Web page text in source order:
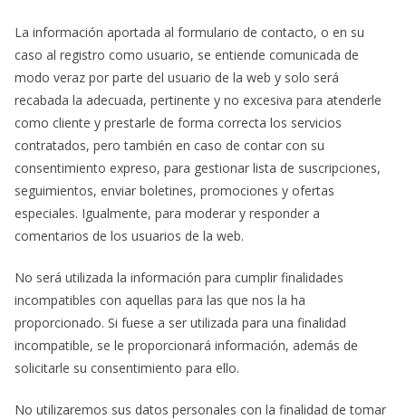
La información aportada al formulario de contacto, o en su
caso al registro como usuario, se entiende comunicada de
modo veraz por parte del usuario de la web y solo será
recabada la adecuada, pertinente y no excesiva para atenderle
como cliente y prestarle de forma correcta los servicios
contratados, pero también en caso de contar con su
consentimiento expreso, para gestionar lista de suscripciones,
seguimientos, enviar boletines, promociones y ofertas
especiales. Igualmente, para moderar y responder a
comentarios de los usuarios de la web.
No será utilizada la información para cumplir finalidades
incompatibles con aquellas para las que nos la ha
proporcionado. Si fuese a ser utilizada para una finalidad
incompatible, se le proporcionará información, además de
solicitarle su consentimiento para ello.
No utilizaremos sus datos personales con la finalidad de tomar